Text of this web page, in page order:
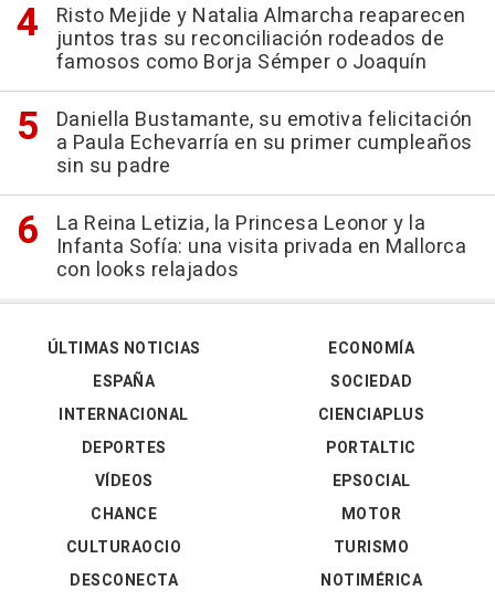
Risto Mejide y Natalia Almarcha reaparecen
juntos tras su reconciliación rodeados de
famosos como Borja Sémper o Joaquín
Daniella Bustamante, su emotiva felicitación
a Paula Echevarría en su primer cumpleaños
sin su padre
La Reina Letizia, la Princesa Leonor y la
Infanta Sofía: una visita privada en Mallorca
con looks relajados
ÚLTIMAS NOTICIAS
ESPAÑA
INTERNACIONAL
DEPORTES
VÍDEOS
ECONOMÍA
SOCIEDAD
CIENCIAPLUS
PORTALTIC
EPSOCIAL
CHANCE
CULTURAOCIO
DESCONECTA
MOTOR
TURISMO
NOTIMÉRICA